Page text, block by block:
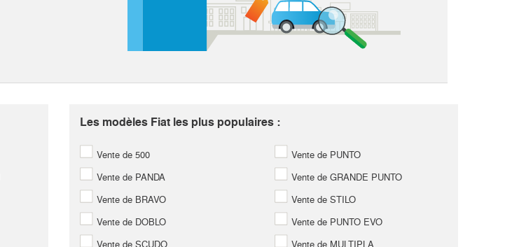
Les modèles Fiat les plus populaires :
Vente de 500 Vente de PUNTO
Vente de PANDA Vente de GRANDE PUNTO
Vente de BRAVO Vente de STILO
Vente de DOBLO Vente de PUNTO EVO
Vente de SCUDO Vente de MULTIPLA